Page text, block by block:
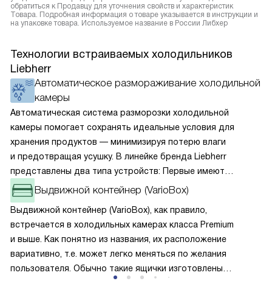
обратиться к Продавцу для уточнения свойств и характеристик
Товара. Подробная информация о товаре указывается в инструкции и
на упаковке товара. Используемое название в России Либхер
Технологии встраиваемых холодильников
Liebherr
Автоматическое размораживание холодильной
камеры
Автоматическая система разморозки холодильной
камеры помогает сохранять идеальные условия для
хранения продуктов — минимизируя потерю влаги
и предотвращая усушку. В линейке бренда Liebherr
представлены два типа устройств: Первые имеют
открытую заднюю стенку, на которой при высокой
влажности может образовываться конденсат — это
естественный физический процесс. Второй тип — модели
с панелью, выполняющей функцию «сухой стенки». Такие
устройства обеспечивают более комфортную
эксплуатацию и чаще всего оснащены нулевой зоной
свежести BioFresh 0°C. Они встречаются в сериях Plus,
Выдвижной контейнер (VarioBox)
Выдвижной контейнер (VarioBox), как правило,
встречается в холодильных камерах класса Premium
и выше. Как понятно из названия, их расположение
вариативно, т.е. может легко меняться по желания
пользователя. Обычно такие ящички изготовлены